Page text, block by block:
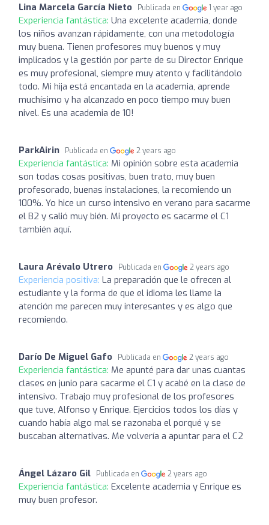
Lina Marcela García Nieto Publicada en 1 year ago
Experiencia fantástica: Una excelente academia, donde
los niños avanzan rápidamente, con una metodología
muy buena. Tienen profesores muy buenos y muy
implicados y la gestión por parte de su Director Enrique
es muy profesional, siempre muy atento y facilitándolo
todo. Mi hija está encantada en la academia, aprende
muchísimo y ha alcanzado en poco tiempo muy buen
nivel. Es una academia de 10!
ParkAirin Publicada en 2 years ago
Experiencia fantástica: Mi opinión sobre esta academia
son todas cosas positivas, buen trato, muy buen
profesorado, buenas instalaciones, la recomiendo un
100%. Yo hice un curso intensivo en verano para sacarme
el B2 y salió muy bién. Mi proyecto es sacarme el C1
también aquí.
Laura Arévalo Utrero Publicada en 2 years ago
Experiencia positiva: La preparación que le ofrecen al
estudiante y la forma de que el idioma les llame la
atención me parecen muy interesantes y es algo que
recomiendo.
Darío De Miguel Gafo Publicada en 2 years ago
Experiencia fantástica: Me apunté para dar unas cuantas
clases en junio para sacarme el C1 y acabé en la clase de
intensivo. Trabajo muy profesional de los profesores
que tuve, Alfonso y Enrique. Ejercicios todos los días y
cuando había algo mal se razonaba el porqué y se
buscaban alternativas. Me volvería a apuntar para el C2
Ángel Lázaro Gil Publicada en 2 years ago
Experiencia fantástica: Excelente academia y Enrique es
muy buen profesor.